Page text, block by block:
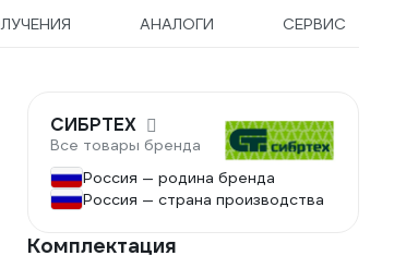
АНАЛОГИ СЕРВИС
СИБРТЕХ
Все товары бренда
Россия — родина бренда
Россия — страна производства
Комплектация